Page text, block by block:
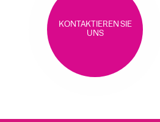
KONTAKTIEREN SIE
UNS